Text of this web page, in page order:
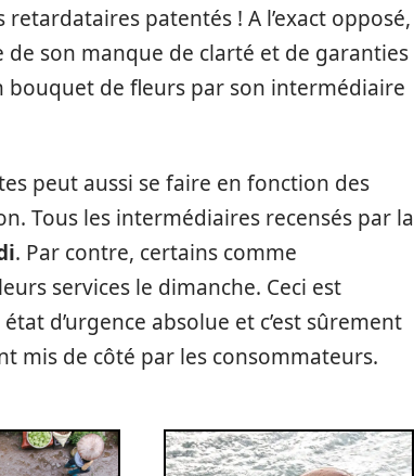
patentés ! A l’exact opposé,
son manque de clarté et de garanties
bouquet de fleurs par son intermédiaire
peut aussi se faire en fonction des
Tous les intermédiaires recensés par la
. Par contre, certains comme
services le dimanche. Ceci est
d’urgence absolue et c’est sûrement
mis de côté par les consommateurs.